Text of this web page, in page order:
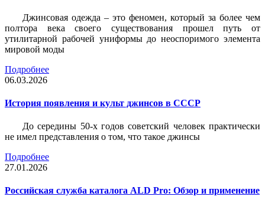
Джинсовая одежда – это феномен, который за более чем
полтора века своего существования прошел путь от
утилитарной рабочей униформы до неоспоримого элемента
мировой моды
Подробнее
06.03.2026
История появления и культ джинсов в СССР
До середины 50-х годов советский человек практически
не имел представления о том, что такое джинсы
Подробнее
27.01.2026
Российская служба каталога ALD Pro: Обзор и применение